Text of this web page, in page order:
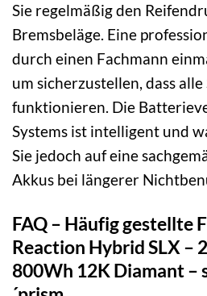
Sie regelmäßig den
Bremsbeläge. Eine
durch einen Fachmann
um sicherzustellen, dass
funktionieren. Die
Systems ist intelligent und
Sie jedoch auf eine
Akkus bei längerer
FAQ – Häufig gestellte
Reaction Hybrid SLX –
800Wh 12K Diamant –